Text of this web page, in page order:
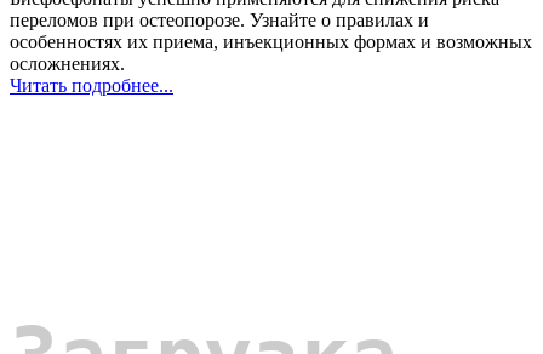
переломов при остеопорозе. Узнайте о правилах и
особенностях их приема, инъекционных формах и возможных
осложнениях.
Читать подробнее...